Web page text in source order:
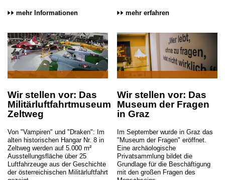
mehr Informationen mehr erfahren
Wir stellen vor: Das
Militärluftfahrtmuseum
Zeltweg
Von "Vampiren" und "Draken": Im
alten historischen Hangar Nr. 8 in
Zeltweg werden auf 5.000 m²
Ausstellungsfläche über 25
Luftfahrzeuge aus der Geschichte
der österreichischen Militärluftfahrt
Wir stellen vor: Das
Museum der Fragen
in Graz
Im September wurde in Graz das
"Museum der Fragen" eröffnet.
Eine archäologische
Privatsammlung bildet die
Grundlage für die Beschäftigung
mit den großen Fragen des